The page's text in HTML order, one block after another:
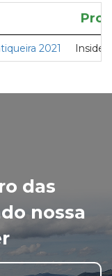
2021 Inside
das
nossa